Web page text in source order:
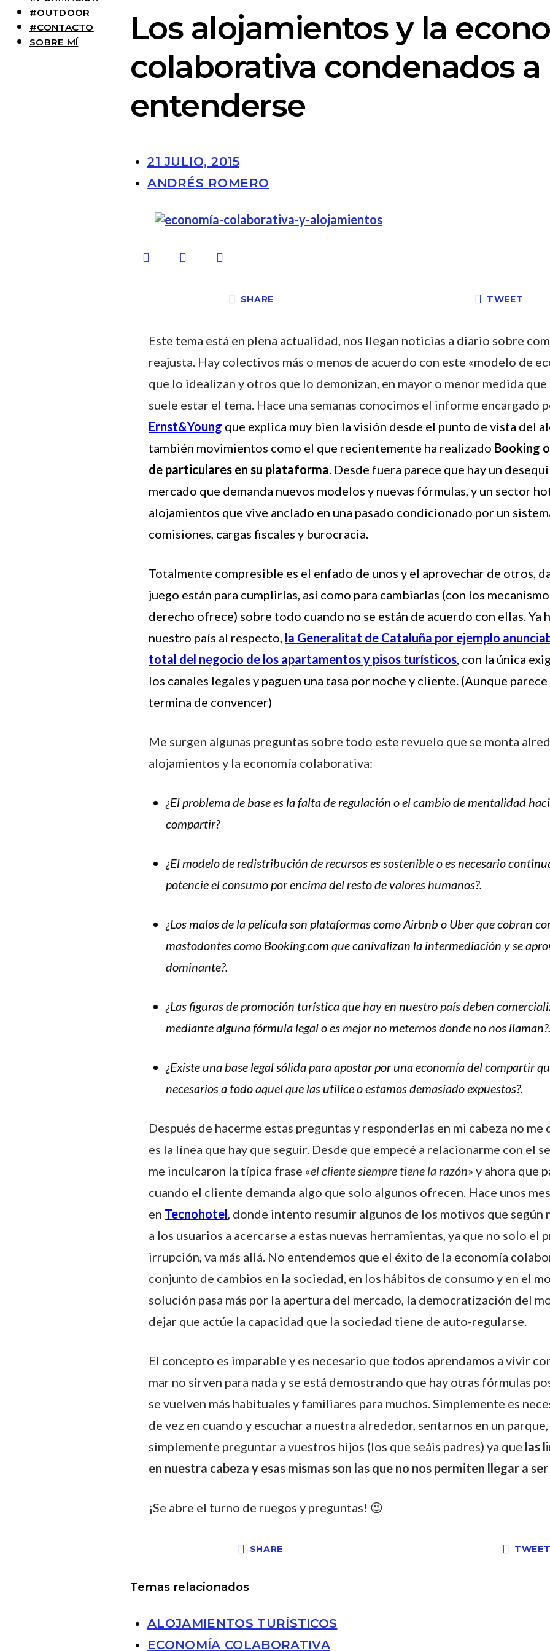
#OUTDOOR
#CONTACTO
SOBRE MÍ
Los alojamientos y la
colaborativa condenados a
entenderse
21 JULIO, 2015
ANDRÉS ROMERO
SHARE TWEET
Este tema está en plena actualidad, nos llegan noticias a diario sobre
reajusta. Hay colectivos más o menos de acuerdo con este «modelo de
que lo idealizan y otros que lo demonizan, en mayor o menor medida
suele estar el tema. Hace una semanas conocimos el informe encargado
Ernst&Young que explica muy bien la visión desde el punto de vista del
también movimientos como el que recientemente ha realizado Booking
de particulares en su plataforma . Desde fuera parece que hay un
mercado que demanda nuevos modelos y nuevas fórmulas, y un sector
alojamientos que vive anclado en una pasado condicionado por un
comisiones, cargas fiscales y burocracia.
Totalmente compresible es el enfado de unos y el aprovechar de otros,
juego están para cumplirlas, así como para cambiarlas (con los
derecho ofrece) sobre todo cuando no se están de acuerdo con ellas. Ya
nuestro país al respecto, la Generalitat de Cataluña por ejemplo
total del negocio de los apartamentos y pisos turísticos , con la única
los canales legales y paguen una tasa por noche y cliente. (Aunque
termina de convencer)
Me surgen algunas preguntas sobre todo este revuelo que se monta
alojamientos y la economía colaborativa:
¿El problema de base es la falta de regulación o el cambio de mentalidad
compartir?
¿El modelo de redistribución de recursos es sostenible o es necesario
potencie el consumo por encima del resto de valores humanos?.
¿Los malos de la película son plataformas como Airbnb o Uber que cobran
mastodontes como Booking.com que canivalizan la intermediación y se
dominante?.
¿Las figuras de promoción turística que hay en nuestro país deben
mediante alguna fórmula legal o es mejor no meternos donde no nos llaman?.
¿Existe una base legal sólida para apostar por una economía del compartir
necesarios a todo aquel que las utilice o estamos demasiado expuestos?.
Después de hacerme estas preguntas y responderlas en mi cabeza no me
es la línea que hay que seguir. Desde que empecé a relacionarme con el
me inculcaron la típica frase «el cliente siempre tiene la razón» y ahora que
cuando el cliente demanda algo que solo algunos ofrecen. Hace unos
en Tecnohotel , donde intento resumir algunos de los motivos que
a los usuarios a acercarse a estas nuevas herramientas, ya que no solo el
irrupción, va más allá. No entendemos que el éxito de la economía
conjunto de cambios en la sociedad, en los hábitos de consumo y en el
solución pasa más por la apertura del mercado, la democratización del
dejar que actúe la capacidad que la sociedad tiene de auto-regularse.
El concepto es imparable y es necesario que todos aprendamos a vivir
mar no sirven para nada y se está demostrando que hay otras fórmulas
se vuelven más habituales y familiares para muchos. Simplemente es
de vez en cuando y escuchar a nuestra alrededor, sentarnos en un
simplemente preguntar a vuestros hijos (los que seáis padres) ya que las
en nuestra cabeza y esas mismas son las que no nos permiten llegar a
¡Se abre el turno de ruegos y preguntas! 😉
SHARE
Temas relacionados
ALOJAMIENTOS TURÍSTICOS
ECONOMÍA COLABORATIVA